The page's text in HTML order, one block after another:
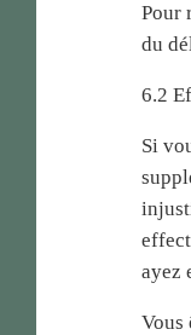
Pour
du
6.2
Si
ayez
Vous